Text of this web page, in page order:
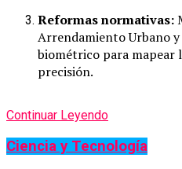
Reformas normativas:
Arrendamiento Urbano
biométrico para mapear
precisión.
Continuar Leyendo
Ciencia y Tecnología